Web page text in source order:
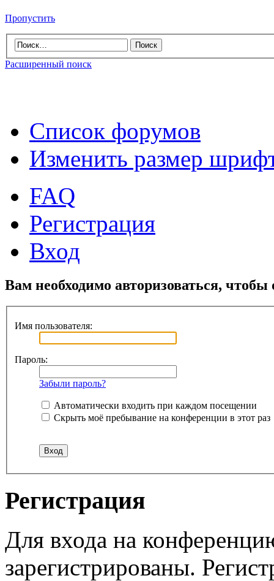
Пропустить
Расширенный поиск
Список форумов
Изменить размер
FAQ
Регистрация
Вход
Вам необходимо авторизоваться,
Имя пользователя:
Пароль:
Забыли пароль?
Автоматически входить при каждом посещении
Скрыть моё пребывание на конференции в этот раз
Регистрация
Для входа на
зарегистрированы.